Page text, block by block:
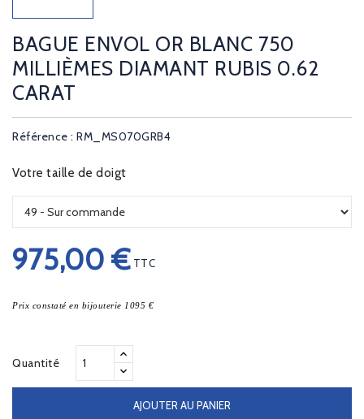
BAGUE ENVOL OR BLANC 750
MILLIÈMES DIAMANT RUBIS 0.62
CARAT
Référence : RM_MS070GRB4
Votre taille de doigt
975,00 € TTC
Prix constaté en bijouterie 1095 €
Quantité
AJOUTER AU PANIER